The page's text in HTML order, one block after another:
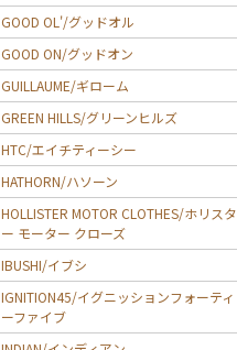
GOOD OL'/グッドオル
GOOD ON/グッドオン
GUILLAUME/ギローム
GREEN HILLS/グリーンヒルズ
HTC/エイチティーシー
HATHORN/ハソーン
HOLLISTER MOTOR CLOTHES/ホリスタ
ー モーター クローズ
IBUSHI/イブシ
IGNITION45/イグニッションフォーティ
ーファイブ